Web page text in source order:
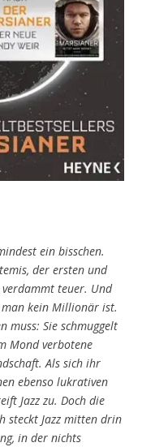
ein bisschen.
der ersten und
teuer. Und
kein Millionär ist.
muss: Sie schmuggelt
Mond verbotene
Als sich ihr
ebenso lukrativen
Jazz zu. Doch die
steckt Jazz mitten drin
in der nichts